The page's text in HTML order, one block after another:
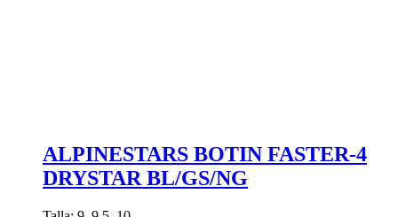
ALPINESTARS BOTIN FASTER-4
DRYSTAR BL/GS/NG